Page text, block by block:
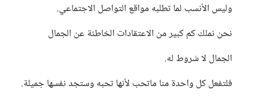
وليس الأنسب لما تطلبه مواقع التواصل الاجتماعي.
نحن نملك كم كبير من الاعتقادات الخاطئة عن الجمال
الجمال لا شروط له.
فلتفعل كل واحدة منا ماتحب لأنها تحبه وستجد نفسها جميلة.